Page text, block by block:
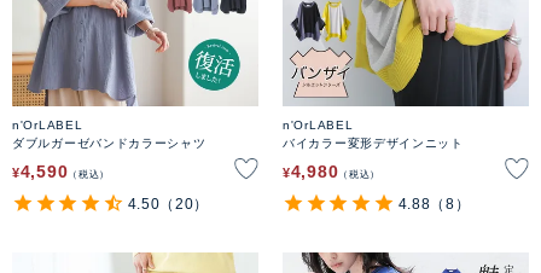
n'OrLABEL
ダブルガーゼバンドカラーシャツ
¥4,590 税込
4.50 （20）
n'OrLABEL
バイカラー変形デザインニット
¥4,980 税込
4.88 （8）